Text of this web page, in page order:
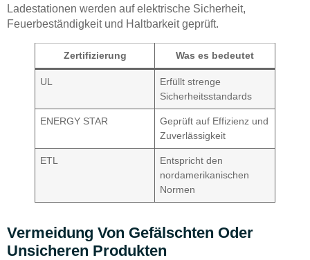
Ladestationen werden auf elektrische Sicherheit,
Feuerbeständigkeit und Haltbarkeit geprüft.
Zertifizierung Was es bedeutet
UL
Erfüllt strenge
Sicherheitsstandards
ENERGY STAR
Geprüft auf Effizienz und
Zuverlässigkeit
ETL
Entspricht den
nordamerikanischen
Normen
Vermeidung Von Gefälschten Oder
Unsicheren Produkten